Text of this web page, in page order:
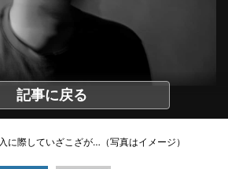
記事に戻る
に際していざこざが…（写真はイメージ）